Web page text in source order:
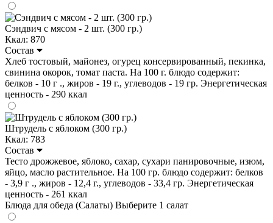
Сэндвич с мясом - 2 шт. (300 гр.)
Ккал: 870
Состав
Хлеб тостовый, майонез, огурец консервированный, пекинка,
свинина окорок, томат паста. На 100 г. блюдо содержит:
белков - 10 г ., жиров - 19 г., углеводов - 19 гр. Энергетическая
ценность - 290 ккал
Штрудель с яблоком (300 гр.)
Ккал: 783
Состав
Тесто дрожжевое, яблоко, сахар, сухари панировочные, изюм,
яйцо, масло растительное. На 100 гр. блюдо содержит: белков
- 3,9 г ., жиров - 12,4 г., углеводов - 33,4 гр. Энергетическая
ценность - 261 ккал
Блюда для обеда (Салаты) Выберите 1 салат